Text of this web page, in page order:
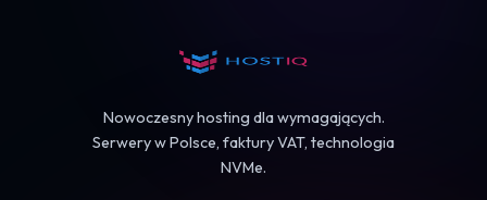
Nowoczesny hosting dla wymagających.
Serwery w Polsce, faktury VAT, technologia
NVMe.